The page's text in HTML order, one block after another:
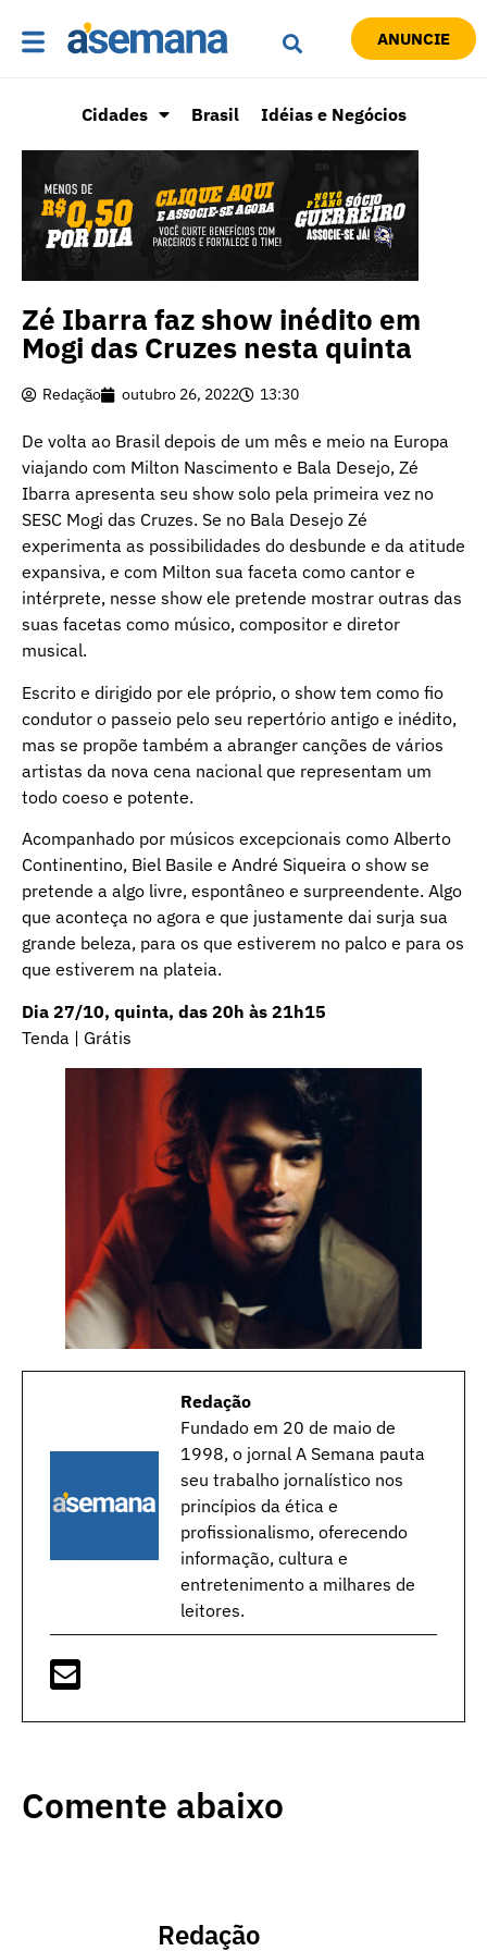
ANUNCIE
Cidades Brasil Idéias e Negócios
Zé Ibarra faz show inédito em
Mogi das Cruzes nesta quinta
Redação outubro 26, 2022 13:30
De volta ao Brasil depois de um mês e meio na Europa
viajando com Milton Nascimento e Bala Desejo, Zé
Ibarra apresenta seu show solo pela primeira vez no
SESC Mogi das Cruzes. Se no Bala Desejo Zé
experimenta as possibilidades do desbunde e da atitude
expansiva, e com Milton sua faceta como cantor e
intérprete, nesse show ele pretende mostrar outras das
suas facetas como músico, compositor e diretor
musical.
Escrito e dirigido por ele próprio, o show tem como fio
condutor o passeio pelo seu repertório antigo e inédito,
mas se propõe também a abranger canções de vários
artistas da nova cena nacional que representam um
todo coeso e potente.
Acompanhado por músicos excepcionais como Alberto
Continentino, Biel Basile e André Siqueira o show se
pretende a algo livre, espontâneo e surpreendente. Algo
que aconteça no agora e que justamente dai surja sua
grande beleza, para os que estiverem no palco e para os
que estiverem na plateia.
Dia 27/10, quinta, das 20h às 21h15
Tenda | Grátis
Redação
Fundado em 20 de maio de
1998, o jornal A Semana pauta
seu trabalho jornalístico nos
princípios da ética e
profissionalismo, oferecendo
informação, cultura e
entretenimento a milhares de
leitores.
Comente abaixo
Redação